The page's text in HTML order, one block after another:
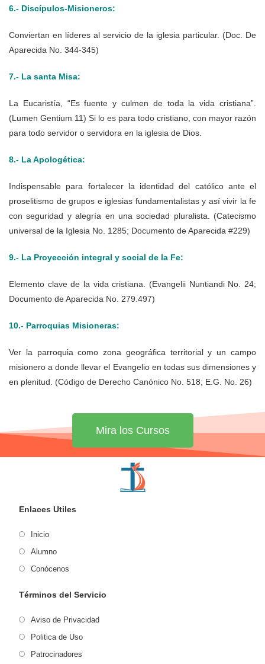
6.- Discípulos-Misioneros:
Conviertan en líderes al servicio de la iglesia particular. (Doc. De
Aparecida No. 344-345)
7.- La santa Misa:
La Eucaristía, “Es fuente y culmen de toda la vida cristiana”.
(Lumen Gentium 11) Si lo es para todo cristiano, con mayor razón
para todo servidor o servidora en la iglesia de Dios.
8.- La Apologética:
Indispensable para fortalecer la identidad del católico ante el
proselitismo de grupos e iglesias fundamentalistas y así vivir la fe
con seguridad y alegría en una sociedad pluralista. (Catecismo
universal de la Iglesia No. 1285; Documento de Aparecida #229)
9.- La Proyección integral y social de la Fe:
Elemento clave de la vida cristiana. (Evangelii Nuntiandi No. 24;
Documento de Aparecida No. 279.497)
10.- Parroquias Misioneras:
Ver la parroquia como zona geográfica territorial y un campo
misionero a donde llevar el Evangelio en todas sus dimensiones y
en plenitud. (Código de Derecho Canónico No. 518; E.G. No. 26)
Mira los Cursos
Enlaces Utiles
Inicio
Alumno
Conócenos
Términos del Servicio
Aviso de Privacidad
Politica de Uso
Patrocinadores